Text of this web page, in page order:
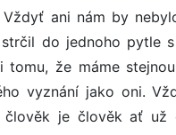
Vždyť ani nám by
do jednoho pytle
tomu, že máme
vyznání jako oni.
člověk je člověk ať už